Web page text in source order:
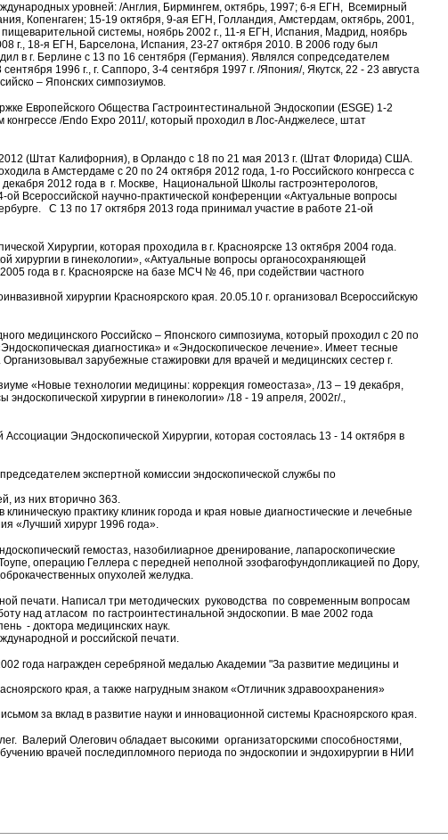
уровней: /Англия, Бирмингем, октябрь, 1997; 6-я ЕГН, Всемирный
Копенгаген; 15-19 октября, 9-ая ЕГН, Голландия, Амстердам, октябрь, 2001,
системы, ноябрь 2002 г., 11-я ЕГН, Испания, Мадрид, ноябрь
г., 18-я ЕГН, Барселона, Испания, 23-27 октября 2010. В 2006 году был
в г. Берлине с 13 по 16 сентября (Германия). Являлся сопредседателем
1996 г., г. Саппоро, 3-4 сентября 1997 г. /Япония/, Якутск, 22 - 23 августа
– Японских симпозиумов.
Европейского Общества Гастроинтестинальной Эндоскопии (ESGE) 1-2
/Endo Expo 2011/, который проходил в Лос-Анджелесе, штат
(Штат Калифорния), в Орландо с 18 по 21 мая 2013 г. (Штат Флорида) США.
в Амстердаме с 20 по 24 октября 2012 года, 1-го Российского конгресса с
2012 года в г. Москве, Национальной Школы гастроэнтерологов,
Всероссийской научно-практической конференции «Актуальные вопросы
С 13 по 17 октября 2013 года принимал участие в работе 21-ой
Хирургии, которая проходила в г. Красноярске 13 октября 2004 года.
хирургии в гинекологии», «Актуальные вопросы органосохраняющей
года в г. Красноярске на базе МСЧ № 46, при содействии частного
хирургии Красноярского края. 20.05.10 г. организовал Всероссийскую
медицинского Российско – Японского симпозиума, который проходил с 20 по
диагностика» и «Эндоскопическое лечение». Имеет тесные
зарубежные стажировки для врачей и медицинских сестер г.
«Новые технологии медицины: коррекция гомеостаза», /13 – 19 декабря,
хирургии в гинекологии» /18 - 19 апреля, 2002г/.,
Эндоскопической Хирургии, которая состоялась 13 - 14 октября в
экспертной комиссии эндоскопической службы по
из них вторично 363.
практику клиник города и края новые диагностические и лечебные
«Лучший хирург 1996 года».
гемостаз, назобилиарное дренирование, лапароскопические
операцию Геллера с передней неполной эзофагофундопликацией по Дору,
опухолей желудка.
печати. Написал три методических руководства по современным вопросам
над атласом по гастроинтестинальной эндоскопии. В мае 2002 года
- доктора медицинских наук.
и российской печати.
года награжден серебряной медалью Академии "За развитие медицины и
края, а также нагрудным знаком «Отличник здравоохранения»
за вклад в развитие науки и инновационной системы Красноярского края.
Валерий Олегович обладает высокими организаторскими способностями,
врачей последипломного периода по эндоскопии и эндохирургии в НИИ